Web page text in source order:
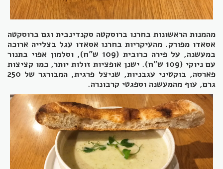
מהמנות הראשונות בחרנו ברוסקטה סקנדינבית וגם ברוסקטה
אסאדו מפורק. מהעיקריות בחרנו אסאדו עגל בצלייה ארוכה
במעשנה, על פירה כרובית (109 ש"ח), וסלמון אפוי בתנור
עם ניוקי (109 ש"ח). ישנן אופציות זולות יותר, כמו קציצות
פארסה, בוקטיני עגבניות, שניצל פרגית, המבורגר של 250
גרם, עוף מהמעשנה וספגטי קרבונרה.